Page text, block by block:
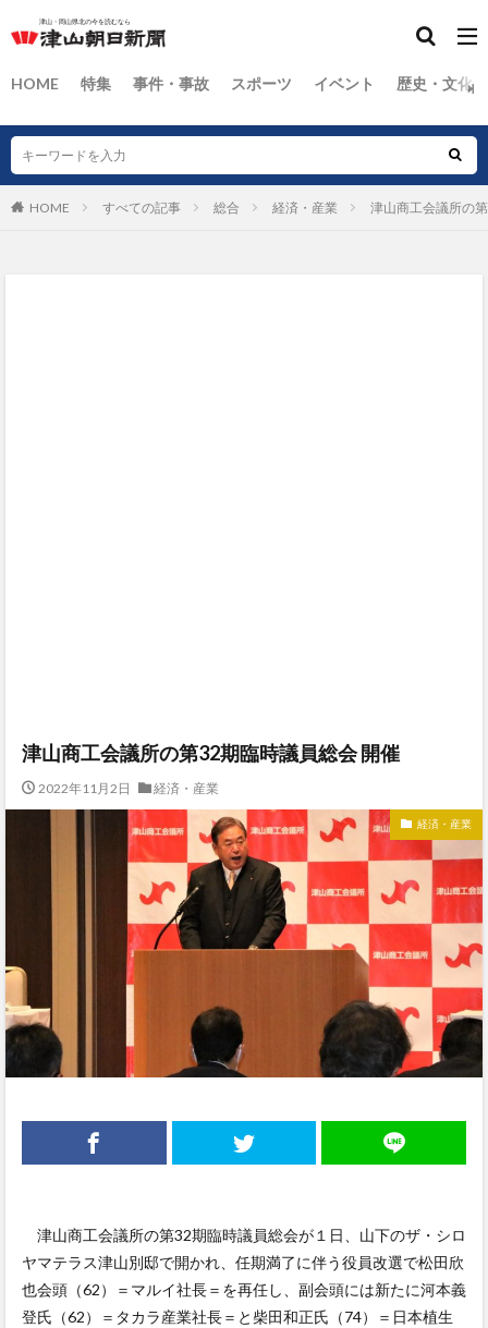
HOME 特集 事件・事故 スポーツ イベント 歴史・文化
HOME すべての記事 総合 経済・産業 津山商工会議所の
津山商工会議所の第32期臨時議員総会 開催
2022年11月2日 経済・産業
経済・産業
津山商工会議所の第32期臨時議員総会が１日、山下のザ・シロ
ヤマテラス津山別邸で開かれ、任期満了に伴う役員改選で松田欣
也会頭（62）＝マルイ社長＝を再任し、副会頭には新たに河本義
登氏（62）＝タカラ産業社長＝と柴田和正氏（74）＝日本植生